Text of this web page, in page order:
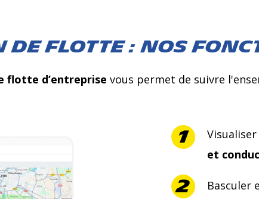
de flotte : nos
flotte d’entreprise vous permet de suivre
et
Basculer